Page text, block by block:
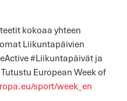
kokoaa yhteen
Liikuntapäivien
#Liikuntapäivät ja
European Week of
sport/week_en